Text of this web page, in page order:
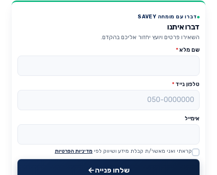
דברו עם מומחה SAVEY
דברו איתנו
השאירו פרטים ויועץ יחזור אליכם בהקדם.
שם מלא*
טלפון נייד *
אימייל
Website
קראתי ואני מאשר/ת קבלת מידע ושיווק לפי מדיניות הפרטיות
שלחו פנייה